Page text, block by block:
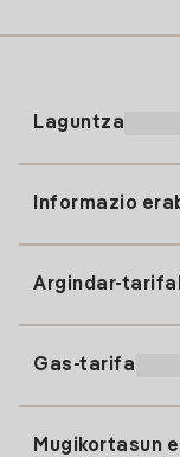
Laguntza
91 919 52 73
Informazio
Gasean alta
Argindar-
Gas-tarifa
Mugikortasun